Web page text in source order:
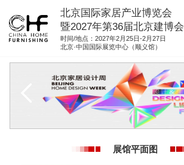
北京国际家居产业博览会
暨2027年第36届北京建博会
时间/地点：2027年2月25日-2月27日
北京·中国国际展览中心（顺义馆）
展馆平面图